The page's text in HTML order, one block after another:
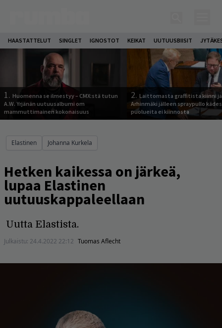
HAASTATTELUT SINGLET IGNOSTOT KEIKAT UUTUUSBIISIT
1. Huomenna se ilmestyy – CMX:stä tutun
A.W. Yrjänän uutuusalbumi om
mammuttimainen kokonaisuus
2. Laittomasta graffitista kiinni
Arhinmäki jälleen spraypullo
puolueita ei kiinnosta
Elastinen Johanna Kurkela
Hetken kaikessa on järkeä,
lupaa Elastinen
uutuuskappaleellaan
Uutta Elastista.
Julkaistu: 24.4.2022 22:12 Tuomas Aflecht